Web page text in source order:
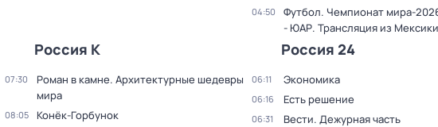
04:50
Футбол. Чемпионат мира-
- ЮАР. Трансляция из Мексики
Россия К
07:30
Роман в камне. Архитектурные шедевры
мира
08:05 Конёк-Горбунок
Россия 24
06:11 Экономика
06:16 Есть решение
06:31 Вести. Дежурная часть